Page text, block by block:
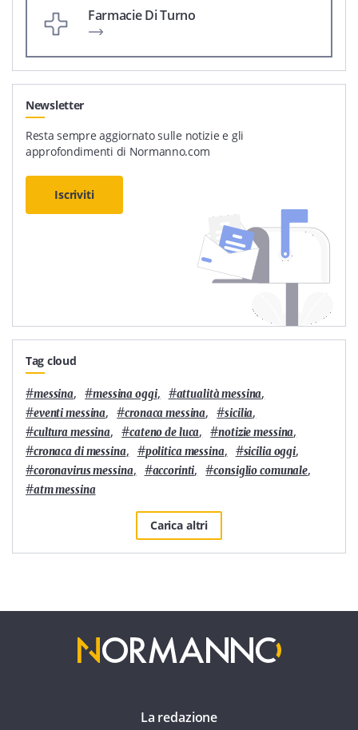
Farmacie Di Turno
Newsletter
Resta sempre aggiornato sulle notizie e gli
approfondimenti di Normanno.com
Iscriviti
Tag cloud
#messina, #messina oggi, #attualità messina,
#eventi messina, #cronaca messina, #sicilia,
#cultura messina, #cateno de luca, #notizie messina,
#cronaca di messina, #politica messina, #sicilia oggi,
#coronavirus messina, #accorinti, #consiglio comunale,
#atm messina
Carica altri
La redazione